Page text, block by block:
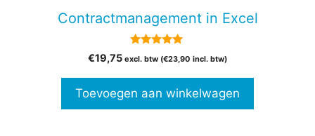
Contractmanagement in Excel
van 5
€19,75 excl. btw (€23,90 incl. btw)
Toevoegen aan winkelwagen